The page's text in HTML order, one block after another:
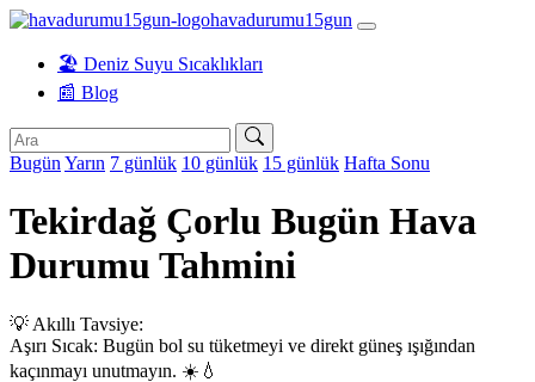
havadurumu15gun
🏖️ Deniz Suyu Sıcaklıkları
📰 Blog
Bugün Yarın 7 günlük 10 günlük 15 günlük Hafta Sonu
Tekirdağ Çorlu Bugün Hava
Durumu Tahmini
💡 Akıllı Tavsiye:
Aşırı Sıcak: Bugün bol su tüketmeyi ve direkt güneş ışığından
kaçınmayı unutmayın. ☀️💧